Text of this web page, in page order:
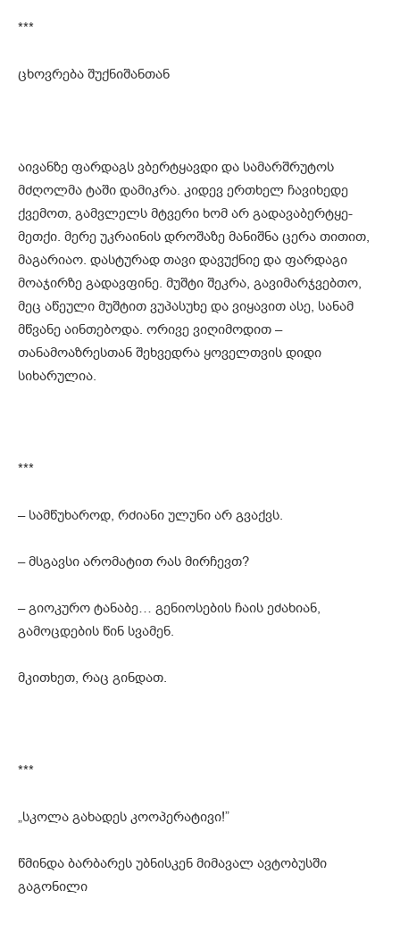
***
ცხოვრება შუქნიშანთან
აივანზე ფარდაგს ვბერტყავდი და სამარშრუტოს
მძღოლმა ტაში დამიკრა. კიდევ ერთხელ ჩავიხედე
ქვემოთ, გამვლელს მტვერი ხომ არ გადავაბერტყე-
მეთქი. მერე უკრაინის დროშაზე მანიშნა ცერა თითით,
მაგარიაო. დასტურად თავი დავუქნიე და ფარდაგი
მოაჯირზე გადავფინე. მუშტი შეკრა, გავიმარჯვებთო,
მეც აწეული მუშტით ვუპასუხე და ვიყავით ასე, სანამ
მწვანე აინთებოდა. ორივე ვიღიმოდით –
თანამოაზრესთან შეხვედრა ყოველთვის დიდი
სიხარულია.
***
– სამწუხაროდ, რძიანი ულუნი არ გვაქვს.
– მსგავსი არომატით რას მირჩევთ?
– გიოკურო ტანაბე… გენიოსების ჩაის ეძახიან,
გამოცდების წინ სვამენ.
მკითხეთ, რაც გინდათ.
***
„სკოლა გახადეს კოოპერატივი!”
წმინდა ბარბარეს უბნისკენ მიმავალ ავტობუსში
გაგონილი